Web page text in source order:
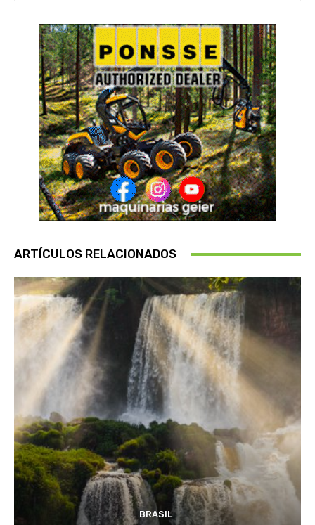
ARTÍCULOS RELACIONADOS
BRASIL